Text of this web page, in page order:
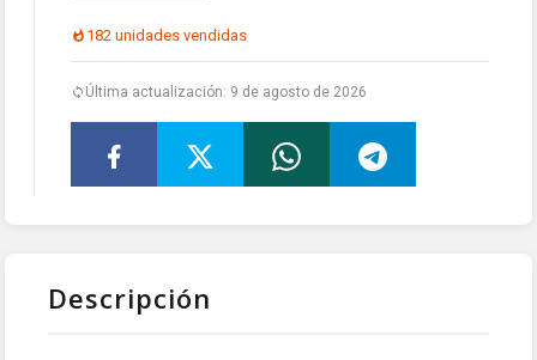
182 unidades vendidas
Última actualización: 9 de agosto de 2026
Descripción